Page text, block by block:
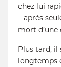
chez lui
– après
mort d’une
Plus tard, il
longtemps